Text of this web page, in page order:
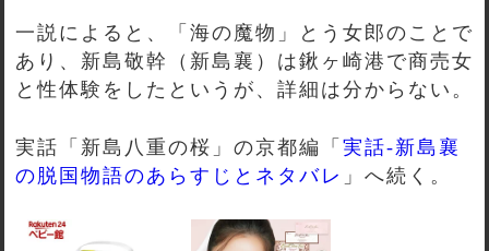
一説によると、「海の魔物」とう女郎のことで
あり、新島敬幹（新島襄）は鍬ヶ崎港で商売女
と性体験をしたというが、詳細は分からない。
実話「新島八重の桜」の京都編「 実話-新島襄
の脱国物語のあらすじとネタバレ 」へ続く。